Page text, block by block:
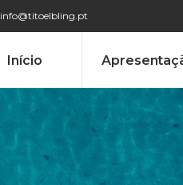
info@titoelbling.pt
Início